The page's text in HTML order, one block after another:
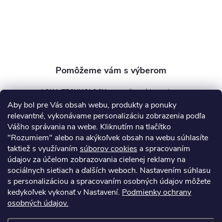
Aby bol pre Vás obsah webu, produkty a ponuky
relevantné, vykonávame personalizáciu zobrazenia podľa
Vášho správania na webe. Kliknutím na tlačítko
"Rozumiem" alebo na akýkoľvek obsah na webu súhlasíte
taktiež s využívaním súborov cookies a spracovaním
údajov za účelom zobrazovania cielenej reklamy na
sociálnych sietiach a ďalších weboch. Nastavením súhlasu
s personalizáciou a spracovaním osobných údajov môžete
kedykoľvek vykonať v Nastavení. Podmienky ochrany
osobných údajov.
AQUA TECHNOLOGY s.r.o.
info @aquatechnology.sk
+421 911 991 394
Informácie pre vás
Kontakty Obchodné podmienky